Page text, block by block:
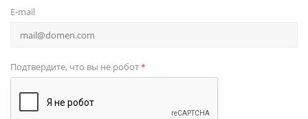
E-mail
Подтвердите, что вы не робот*